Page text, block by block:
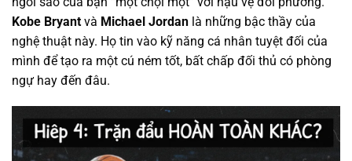
Kobe Bryant và Michael Jordan là những bậc thầy của
nghệ thuật này. Họ tin vào kỹ năng cá nhân tuyệt đối của
mình để tạo ra một cú ném tốt, bất chấp đối thủ có phòng
ngự hay đến đâu.